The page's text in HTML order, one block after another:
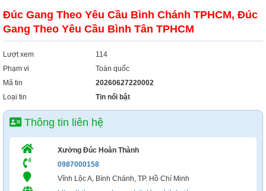
Đúc Gang Theo Yêu Cầu Bình Chánh TPHCM, Đúc
Gang Theo Yêu Cầu Bình Tân TPHCM
Lượt xem
114
Phạm vi
Toàn quốc
Mã tin
20260627220002
Loại tin
Tin nổi bật
Thông tin liên hệ
Xưởng Đúc Hoàn Thành
0987000158
Vĩnh Lộc A, Bình Chánh, TP. Hồ Chí Minh